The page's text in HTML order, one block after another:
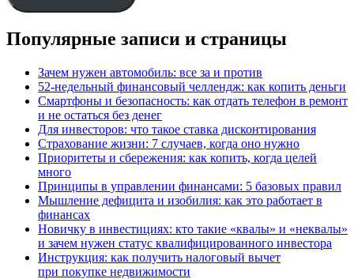
Популярные записи и страницы
Зачем нужен автомобиль: все за и против
52-недельный финансовый челлендж: как копить деньги
Смартфоны и безопасность: как отдать телефон в ремонт
и не остаться без денег
Для инвесторов: что такое ставка дисконтирования
Страхование жизни: 7 случаев, когда оно нужно
Приоритеты и сбережения: как копить, когда целей
много
Принципы в управлении финансами: 5 базовых правил
Мышление дефицита и изобилия: как это работает в
финансах
Новичку в инвестициях: кто такие «квалы» и «неквалы»
и зачем нужен статус квалифицированного инвестора
Инструкция: как получить налоговый вычет
при покупке недвижимости